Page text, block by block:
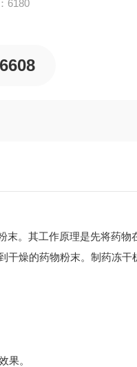
6180
。其工作原理是先将药物
干燥的药物粉末。制药冻干
果。